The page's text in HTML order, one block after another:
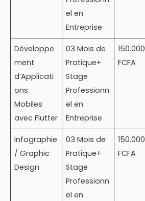
el en
Entreprise
Développe
ment
d’Applicati
ons
Mobiles
avec Flutter
03 Mois de
Pratique+
Stage
Professionn
el en
Entreprise
150.000
FCFA
Infographie
/ Graphic
Design
03 Mois de
Pratique+
Stage
Professionn
el en
150.000
FCFA